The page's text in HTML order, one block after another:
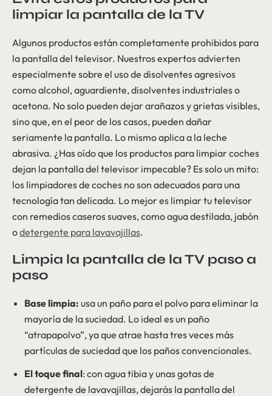
limpiar la pantalla de la TV
Algunos productos están completamente prohibidos para
la pantalla del televisor. Nuestros expertos advierten
especialmente sobre el uso de disolventes agresivos
como alcohol, aguardiente, disolventes industriales o
acetona. No solo pueden dejar arañazos y grietas visibles,
sino que, en el peor de los casos, pueden dañar
seriamente la pantalla. Lo mismo aplica a la leche
abrasiva. ¿Has oído que los productos para limpiar coches
dejan la pantalla del televisor impecable? Es solo un mito:
los limpiadores de coches no son adecuados para una
tecnología tan delicada. Lo mejor es limpiar tu televisor
con remedios caseros suaves, como agua destilada, jabón
odetergente para lavavajillas.
Limpia la pantalla de la TV paso a
paso
Base limpia: usa un paño para el polvo para eliminar la
mayoría de la suciedad. Lo ideal es un paño
“atrapapolvo”, ya que atrae hasta tres veces más
partículas de suciedad que los paños convencionales.
El toque final: con agua tibia y unas gotas de
detergente de lavavajillas, dejarás la pantalla del